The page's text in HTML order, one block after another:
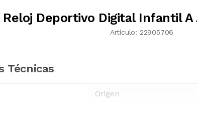
Reloj Deportivo Digital Infantil A
Artículo: 22905706
Técnicas
Origen